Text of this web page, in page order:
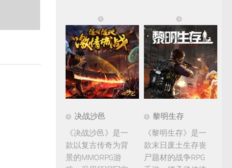
决战沙邑
《决战沙邑》是一
款以复古传奇为背
景的MMORPG游
黎明生存
《黎明生存》是一
款末日废土生存丧
尸题材的战争RPG